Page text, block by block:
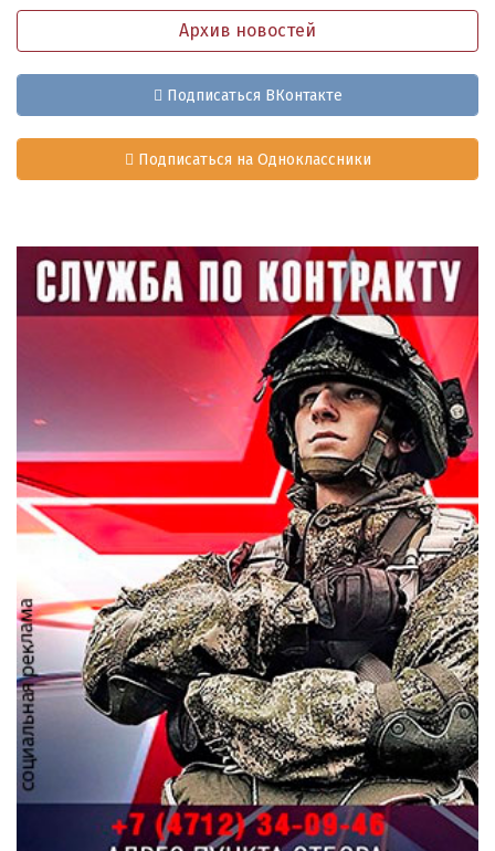
Архив новостей
Подписаться ВКонтакте
Подписаться на Одноклассники